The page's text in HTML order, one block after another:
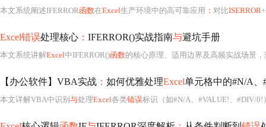
本文系统阐述IFERROR函数在Excel生产环境中的高可靠应用 ： 对比ISERROR
Excel错误处理核心 ： IFERROR()实战指南与避坑手册
本文系统讲解Excel中IFERROR()函数的核心原理、适用边界及高频实战场景
【办公软件】VBA实战 ： 如何优雅处理Excel单元格中的#N/A、
本文详解VBA中识别 与处理Excel各类错误标识（如#N/A、#VALUE!、#DIV/